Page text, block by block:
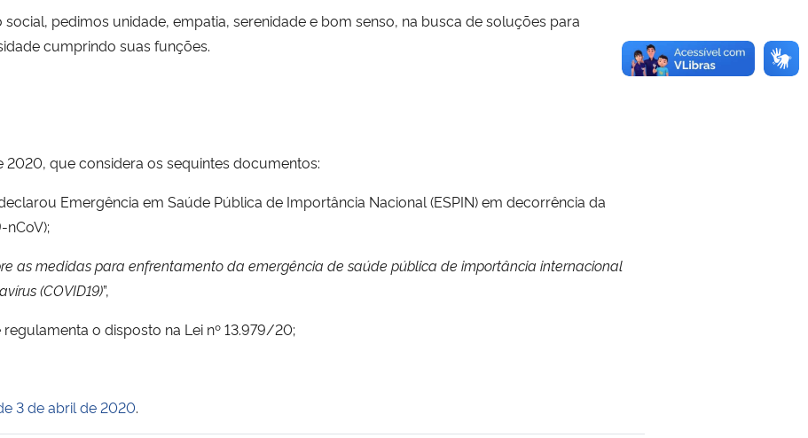
pedimos unidade, empatia, serenidade e bom senso, na busca de soluções para
cumprindo suas funções.
2020, que considera os sequintes documentos:
Emergência em Saúde Pública de Importância Nacional (ESPIN) em decorrência da
as medidas para enfrentamento da emergência de saúde pública de importância internacional
(COVID19)”,
regulamenta o disposto na Lei nº 13.979/20;
3 de abril de 2020.